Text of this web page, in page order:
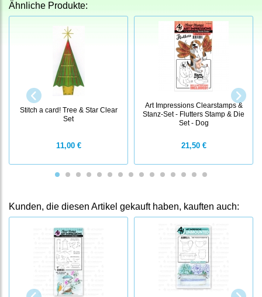
Ähnliche Produkte:
Stitch a card! Tree & Star Clear
Set
11,00 €
Art Impressions Clearstamps &
Stanz-Set - Flutters Stamp & Die
Set - Dog
21,50 €
Kunden, die diesen Artikel gekauft haben, kauften auch: